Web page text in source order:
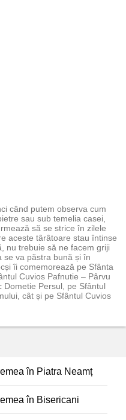
când putem observa cum
sau sub temelia casei,
să se strice în zilele
aceste târâtoare stau întinse
nu trebuie să ne facem griji
se va păstra bună și în
îi comemorează pe Sfânta
Cuvios Pafnutie – Pârvu
Dometie Persul, pe Sfântul
cât și pe Sfântul Cuvios
în Piatra Neamț
în Bisericani